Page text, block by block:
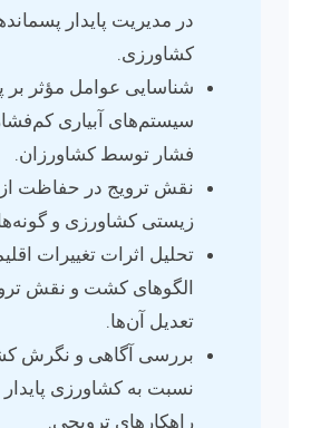
در مدیریت پایدار
کشاورزی.
شناسایی عوامل مؤثر
سیستم‌های آبیاری
فشار توسط کشاورزان.
نقش ترویج در حفاظت از
زیستی کشاورزی و
تحلیل اثرات تغییرات
الگوهای کشت و نقش
تعدیل آن‌ها.
بررسی آگاهی و نگرش
نسبت به کشاورزی پایدار
راهکارهای ترویجی.